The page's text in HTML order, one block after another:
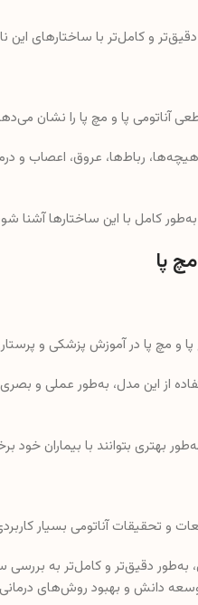
و کامل‌تر با ساختارهای این
آناتومی پا و مچ پا را نشان
رباط‌ها، عروق، اعصاب و
کامل با این ساختارها آشنا
پا
پا و مچ پا در آموزش پزشکی و
از این مدل، به‌طور عملی و
بهتری بتوانند با بیماران خود
و تحقیقات آناتومی بسیار
به‌طور دقیق‌تر و کامل‌تر به بررسی
دانش و بهبود روش‌های